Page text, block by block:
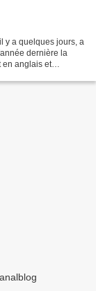
y a quelques jours, a
dernière la
en anglais et